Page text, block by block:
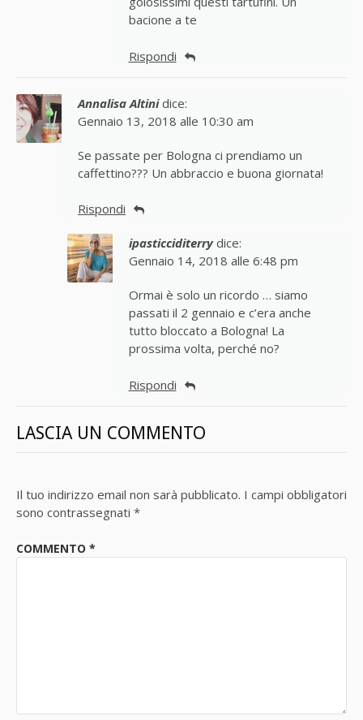
bacione a te
Rispondi
Annalisa Altini dice:
Gennaio 13, 2018 alle 10:30 am
Se passate per Bologna ci prendiamo un
caffettino??? Un abbraccio e buona giornata!
Rispondi
ipasticciditerry dice:
Gennaio 14, 2018 alle 6:48 pm
Ormai è solo un ricordo … siamo
passati il 2 gennaio e c’era anche
tutto bloccato a Bologna! La
prossima volta, perché no?
Rispondi
LASCIA UN COMMENTO
Il tuo indirizzo email non sarà pubblicato. I campi obbligatori
sono contrassegnati *
COMMENTO *